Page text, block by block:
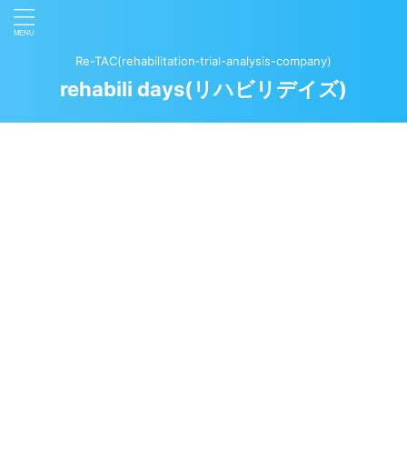
Re-TAC(rehabilitation‐trial-analysis-company)
rehabili days(リハビリデイズ)